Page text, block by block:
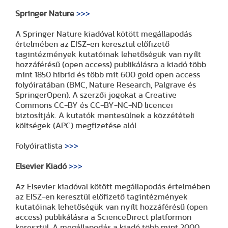
Springer Nature >>>
A Springer Nature kiadóval kötött megállapodás
értelmében az EISZ-en keresztül előfizető
tagintézmények kutatóinak lehetőségük van nyílt
hozzáférésű (open access) publikálásra a kiadó több
mint 1850 hibrid és több mit 600 gold open access
folyóiratában (BMC, Nature Research, Palgrave és
SpringerOpen). A szerzői jogokat a Creative
Commons CC-BY és CC-BY-NC-ND licencei
biztosítják. A kutatók mentesülnek a közzétételi
költségek (APC) megfizetése alól.
Folyóiratlista >>>
Elsevier Kiadó >>>
Az Elsevier kiadóval kötött megállapodás értelmében
az EISZ-en keresztül előfizető tagintézmények
kutatóinak lehetőségük van nyílt hozzáférésű (open
access) publikálásra a ScienceDirect platformon